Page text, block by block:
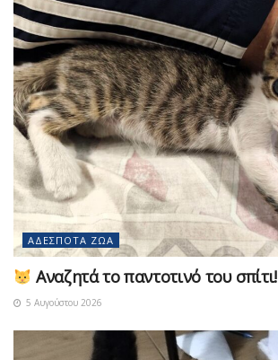
ΑΔΈΣΠΟΤΑ ΖΏΑ
Αναζητά το παντοτινό του σπίτι!
5 Αυγούστου 2026